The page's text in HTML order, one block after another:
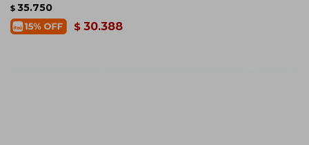
$ 35.750
$ 30.388